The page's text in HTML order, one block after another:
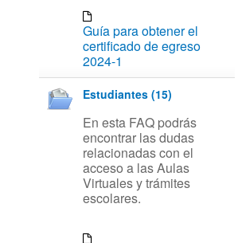
Guía para obtener el
certificado de egreso
2024-1
Estudiantes (15)
En esta FAQ podrás
encontrar las dudas
relacionadas con el
acceso a las Aulas
Virtuales y trámites
escolares.